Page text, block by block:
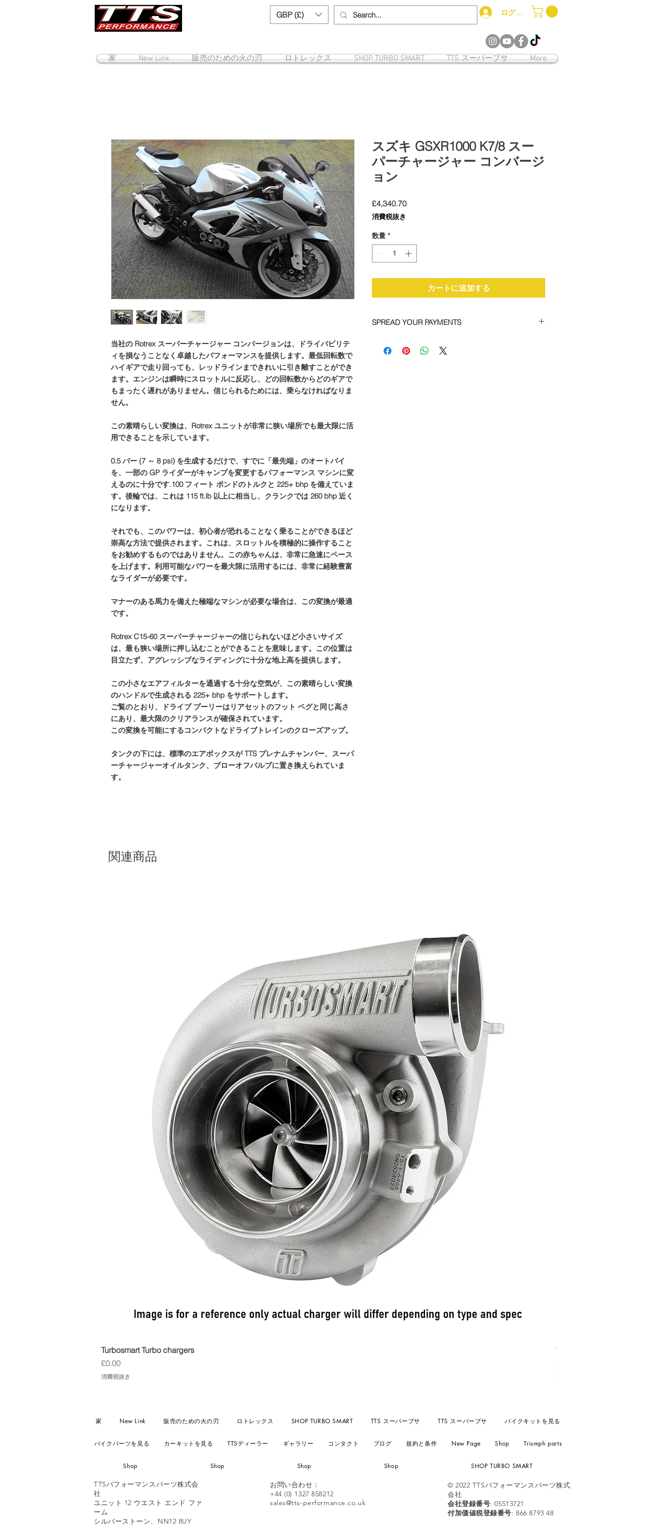
GBP (£) ログイン
家 New Link 販売のための火の刃 ロトレックス SHOP TURBO SMART TTS スーパーブサ More
当社の Rotrex スーパーチャージャー コンバージョンは、ドライバビリテ
ィを損なうことなく卓越したパフォーマンスを提供します。最低回転数で
ハイギアで走り回っても、レッドラインまできれいに引き離すことができ
ます。エンジンは瞬時にスロットルに反応し、どの回転数からどのギアで
もまったく遅れがありません。信じられるためには、乗らなければなりま
せん。
この素晴らしい変換は、Rotrex ユニットが非常に狭い場所でも最大限に活
用できることを示しています。
0.5 バー (7 ～ 8 psi) を生成するだけで、すでに「最先端」のオートバイ
を、一部の GP ライダーがキャンプを変更するパフォーマンス マシンに変
えるのに十分です.100 フィート ポンドのトルクと 225+ bhp を備えていま
す。後輪では、これは 115 ft.lb 以上に相当し、クランクでは 260 bhp 近く
になります。
それでも、このパワーは、初心者が恐れることなく乗ることができるほど
崇高な方法で提供されます。これは、スロットルを積極的に操作すること
をお勧めするものではありません。この赤ちゃんは、非常に急速にペース
を上げます。利用可能なパワーを最大限に活用するには、非常に経験豊富
なライダーが必要です。
マナーのある馬力を備えた極端なマシンが必要な場合は、この変換が最適
です。
Rotrex C15-60 スーパーチャージャーの信じられないほど小さいサイズ
は、最も狭い場所に押し込むことができることを意味します。この位置は
目立たず、アグレッシブなライディングに十分な地上高を提供します。
この小さなエアフィルターを通過する十分な空気が、この素晴らしい変換
のハンドルで生成される 225+ bhp をサポートします。
ご覧のとおり、ドライブ プーリーはリアセットのフット ペグと同じ高さ
にあり、最大限のクリアランスが確保されています。
この変換を可能にするコンパクトなドライブトレインのクローズアップ。
タンクの下には、標準のエアボックスが TTS プレナムチャンバー、スーパ
ーチャージャーオイルタンク、ブローオフバルブに置き換えられていま
す。
スズキ GSXR1000 K7/8 スー
パーチャージャー コンバージ
ョン
£4,340.70価
消費税抜き
数量 *
カートに追加する
SPREAD YOUR PAYMENTS
on all TTS bike and car supercharger packages.
関連商品
Turbosmart Turbo chargers
価格
£0.00
消費税抜き
Turbosmart Fuel Pressure
価格
£156.55
消費税抜き
家 New Link 販売のための火の刃 ロトレックス SHOP TURBO SMART TTS スーパーブサ TTS スーパーブサ バイクキットを見る
バイクパーツを見る カーキットを見る TTSディーラー ギャラリー コンタクト ブログ 規約と条件 New Page Shop Triumph parts
Shop Shop Shop Shop SHOP TURBO SMART
TTSパフォーマンスパーツ株式会
社
ユニット 12 ウエスト エンド ファ
ーム
シルバーストーン、NN12 8UY
お問い合わせ：
+44 (0) 1327 858212
sales@tts-performance.co.uk
© 2022 TTSパフォーマンスパーツ株式
会社
会社登録番号: 05513721
付加価値税登録番号: 866 8793 48